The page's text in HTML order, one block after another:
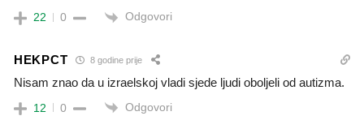
22 0 Odgovori
HEKPCT 8 godine prije
Nisam znao da u izraelskoj vladi sjede ljudi oboljeli od autizma.
12 0 Odgovori